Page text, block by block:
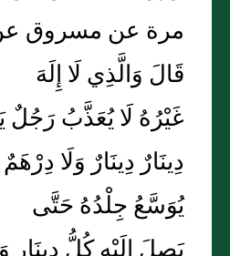
مرة عن مسروق
قَالَ وَالَّذِي لَا إِلَهَ
غَيْرُهُ لَا يُعَذَّبُ
دِينَارٌ دِينَارٌ وَلَا
يُوَسَّعُ جِلْدُهُ حَتَّى